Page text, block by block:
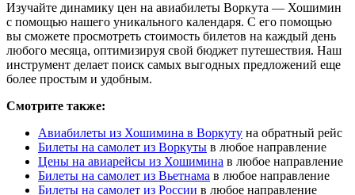
Изучайте динамику цен на авиабилеты Воркута — Хошимин
с помощью нашего уникального календаря. С его помощью
вы сможете просмотреть стоимость билетов на каждый день
любого месяца, оптимизируя свой бюджет путешествия. Наш
инструмент делает поиск самых выгодных предложений еще
более простым и удобным.
Смотрите также:
Авиабилеты из Хошимина в Воркуту на обратный рейс
Билеты на самолет из Воркуты в любое направление
Цены на авиарейсы из Хошимина в любое направление
Билеты на самолет из Вьетнама в любое направление
Билеты на самолет из России в любое направление